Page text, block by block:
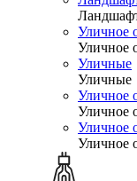
Уличное
Уличное
Уличные
Уличные
Уличное
Уличное
Уличное
Уличное